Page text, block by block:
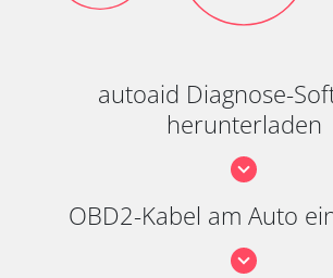
autoaid Diagnose-
herunterladen
OBD2-Kabel am Auto